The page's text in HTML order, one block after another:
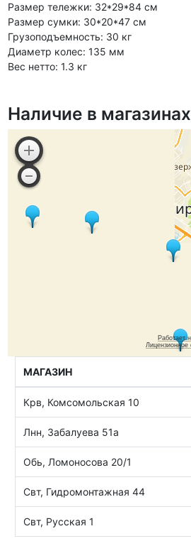
Размер тележки: 32*29*84 см
Размер сумки: 30*20*47 см
Грузоподъемность: 30 кг
Диаметр колес: 135 мм
Вес нетто: 1.3 кг
Наличие в магазинах
МАГАЗИН
Крв, Комсомольская 10
Лнн, Забалуева 51а
Обь, Ломоносова 20/1
Свт, Гидромонтажная 44
Свт, Русская 1